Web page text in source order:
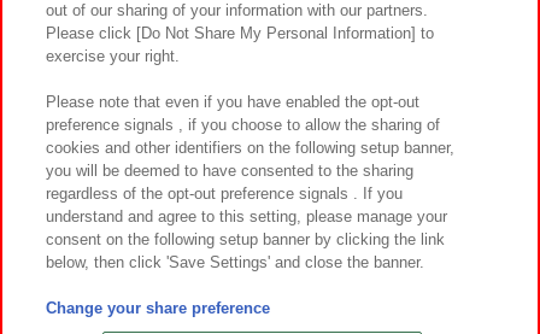
プライバシーポリシー ウェブアクセシビリティ方針と検証結果
お取引先さまとともに
カスタマーハラスメント対応方針 よくあるご質問・お問い合わせ
©Bandai Namco Amusement Inc.
©Bandai Namco Amusement Lab Inc.
out of our sharing of your information with our partners.
Please click [Do Not Share My Personal Information] to
exercise your right.
Please note that even if you have enabled the opt-out
preference signals , if you choose to allow the sharing of
cookies and other identifiers on the following setup banner,
you will be deemed to have consented to the sharing
regardless of the opt-out preference signals . If you
understand and agree to this setting, please manage your
consent on the following setup banner by clicking the link
below, then click 'Save Settings' and close the banner.
Change your share preference